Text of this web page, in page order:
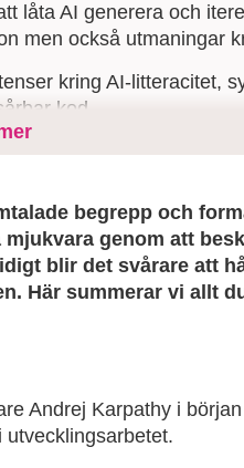
låta AI generera och
men också utmaningar
kring AI-litteracitet,
kod.
processer och
begrepp och
genom att
blir det svårare att
Här summerar vi allt
Andrej Karpathy i